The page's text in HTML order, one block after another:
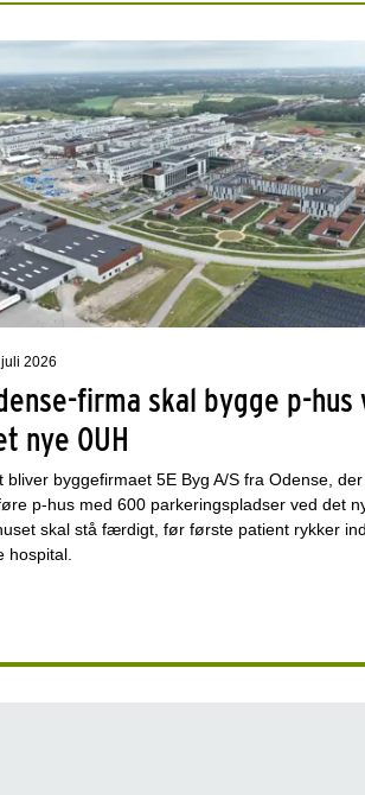
2026
firma skal bygge p-hus
nye OUH
bliver byggefirmaet 5E Byg A/S fra Odense,
p-hus med 600 parkeringspladser ved det
skal stå færdigt, før første patient rykker
hospital.